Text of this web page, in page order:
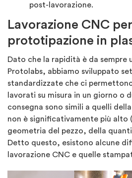
post-lavorazione.
Lavorazione CNC
prototipazione in
Dato che la rapidità è da sempre
Protolabs, abbiamo sviluppato
standardizzate che ci
lavorati su misura in un giorno o
consegna sono simili a quelli
non è significativamente più alto
geometria del pezzo, della
Detto questo, esistono alcune
lavorazione CNC e quelle